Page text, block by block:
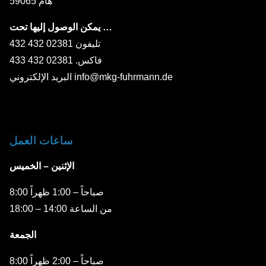
يمكن الوصول إليها تحت …
تليفون 02381 432 432
فاكس. 02381 432 433
البريد الإلكتروني info@mkg-fuhrmann.de
ساعات العمل
الإثنين – الخميس
8:00 صباحاً – 1:00 ظهراً
من الساعة 14:00 – 18:00
الجمعة
8:00 صباحاً – 2:00 ظهراً